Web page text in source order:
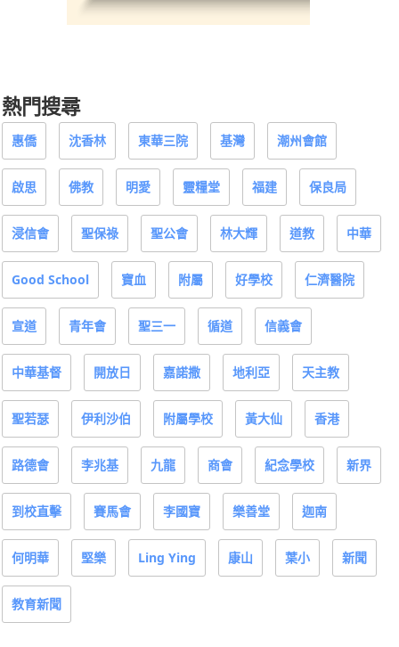
熱門搜尋
惠僑 沈香林 東華三院 基灣 潮州會館
啟思 佛教 明愛 靈糧堂 福建 保良局
浸信會 聖保祿 聖公會 林大輝 道教 中華
Good School 寶血 附屬 好學校 仁濟醫院
宣道 青年會 聖三一 循道 信義會
中華基督 開放日 嘉諾撒 地利亞 天主教
聖若瑟 伊利沙伯 附屬學校 黃大仙 香港
路德會 李兆基 九龍 商會 紀念學校 新界
到校直擊 賽馬會 李國寶 樂善堂 迦南
何明華 堅樂 Ling Ying 康山 葉小 新聞
教育新聞